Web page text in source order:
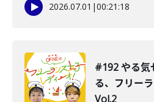
2026.07.01 |00:21:18
#192 やる気
る、フリー
Vol.2